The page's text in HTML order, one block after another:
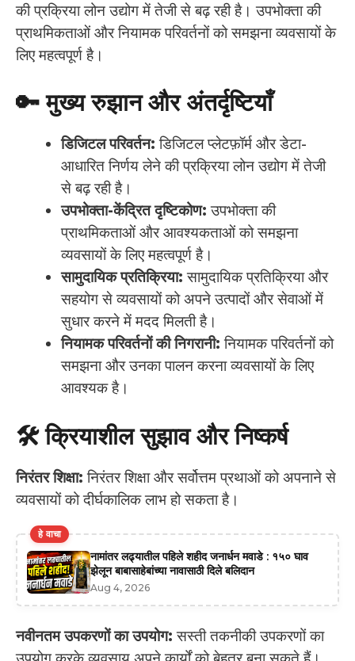
की प्रक्रिया लोन उद्योग में तेजी से बढ़ रही है। उपभोक्ता की
प्राथमिकताओं और नियामक परिवर्तनों को समझना व्यवसायों के
लिए महत्वपूर्ण है।
🔑 मुख्य रुझान और अंतर्दृष्टियाँ
डिजिटल परिवर्तन: डिजिटल प्लेटफ़ॉर्म और डेटा-
आधारित निर्णय लेने की प्रक्रिया लोन उद्योग में तेजी
से बढ़ रही है।
उपभोक्ता-केंद्रित दृष्टिकोण: उपभोक्ता की
प्राथमिकताओं और आवश्यकताओं को समझना
व्यवसायों के लिए महत्वपूर्ण है।
सामुदायिक प्रतिक्रिया: सामुदायिक प्रतिक्रिया और
सहयोग से व्यवसायों को अपने उत्पादों और सेवाओं में
सुधार करने में मदद मिलती है।
नियामक परिवर्तनों की निगरानी: नियामक परिवर्तनों को
समझना और उनका पालन करना व्यवसायों के लिए
आवश्यक है।
🛠️ क्रियाशील सुझाव और निष्कर्ष
निरंतर शिक्षा: निरंतर शिक्षा और सर्वोत्तम प्रथाओं को अपनाने से
व्यवसायों को दीर्घकालिक लाभ हो सकता है।
हे वाचा
नामांतर लढ्यातील पहिले शहीद जनार्धन मवाडे : १५० घाव
झेलून बाबासाहेबांच्या नावासाठी दिले बलिदान
Aug 4, 2026
नवीनतम उपकरणों का उपयोग: सस्ती तकनीकी उपकरणों का